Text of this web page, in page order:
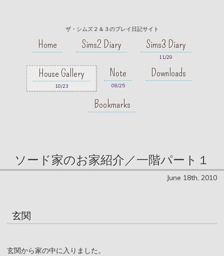
ザ・シムズ２＆３のプレイ日記サイト
Home Sims2 Diary Sims3 Diary
11/29
House Gallery
10/23
Note
08/25
Downloads
Bookmarks
ソード家のお家紹介／一階パート１
June 18th, 2010
玄関
玄関から家の中に入りました。